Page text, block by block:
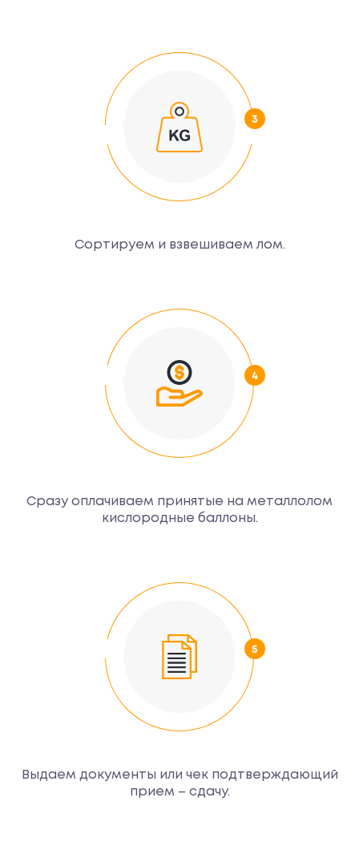
Сортируем и взвешиваем лом.
Сразу оплачиваем принятые на металлолом
кислородные баллоны.
Выдаем документы или чек подтверждающий
прием – сдачу.